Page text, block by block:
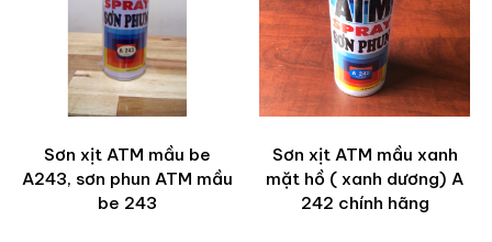
Sơn xịt ATM mầu be
A243, sơn phun ATM mầu
be 243
Sơn xịt ATM mầu xanh
mặt hồ ( xanh dương) A
242 chính hãng